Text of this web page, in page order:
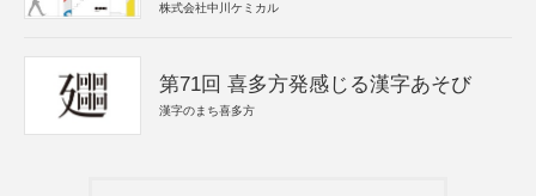
株式会社中川ケミカル
第71回 喜多方発感じる漢字あそび
漢字のまち喜多方